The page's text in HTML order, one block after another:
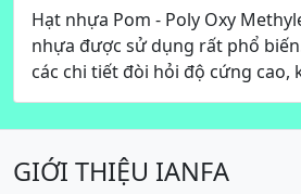
Hạt nhựa Pom - Poly Oxy
nhựa được sử dụng rất phổ
các chi tiết đòi hỏi độ cứng cao,
GIỚI THIỆU IANFA